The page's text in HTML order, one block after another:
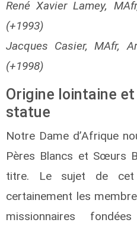
René Xavier Lamey,
(+1993)
Jacques Casier, MAfr,
(+1998)
Origine lointaine et
statue
Notre Dame d’Afrique
Pères Blancs et Sœurs
titre. Le sujet de cet
certainement les
missionnaires